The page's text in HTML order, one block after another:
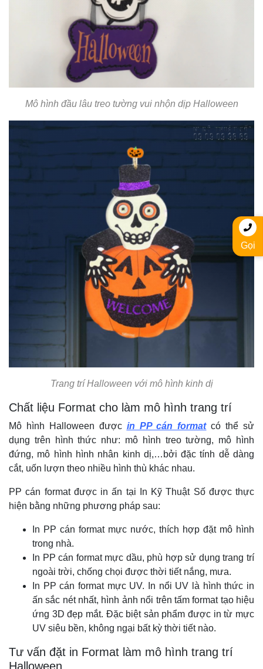
Mô hình đầu lâu treo tường vui nhộn dịp Halloween
Trang trí Halloween với mô hình kinh dị
Chất liệu Format cho làm mô hình trang trí
Mô hình Halloween được in PP cán formatcó thể sử
dụng trên hình thức như: mô hình treo tường, mô hình
đứng, mô hình hình nhân kinh dị,…bởi đặc tính dễ dàng
cắt, uốn lượn theo nhiều hình thù khác nhau.
PP cán format được in ấn tại In Kỹ Thuật Số được thực
hiện bằng những phương pháp sau:
In PP cán format mực nước, thích hợp đặt mô hình
trong nhà.
In PP cán format mực dầu, phù hợp sử dụng trang trí
ngoài trời, chống chọi được thời tiết nắng, mưa.
In PP cán format mực UV. In nổi UV là hình thức in
ấn sắc nét nhất, hình ảnh nổi trên tấm format tạo hiệu
ứng 3D đẹp mắt. Đặc biệt sản phẩm được in từ mực
UV siêu bền, không ngại bất kỳ thời tiết nào.
Tư vấn đặt in Format làm mô hình trang trí
Halloween
Gọi